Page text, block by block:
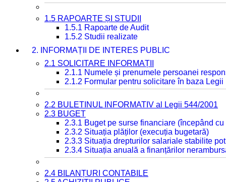
1.5 RAPOARTE ȘI STUDII
1.5.1 Rapoarte de Audit
1.5.2 Studii realizate
2. INFORMAȚII DE INTERES PUBLIC
2.1 SOLICITARE INFORMAȚII
2.1.1 Numele și prenumele persoanei
2.1.2 Formular pentru solicitare în baza Legii
2.2 BULETINUL INFORMATIV al Legii 544/2001
2.3 BUGET
2.3.1 Buget pe surse financiare (începând
2.3.2 Situația plăților (execuția bugetară)
2.3.3 Situația drepturilor salariale stabilite
2.3.4 Situația anuală a finanțărilor
2.4 BILANȚURI CONTABILE